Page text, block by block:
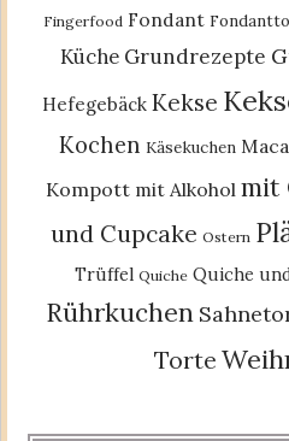
Fingerfood Fondant
Küche Grundrezepte
Hefegebäck Kekse
Kochen Käsekuchen
Kompott mit Alkohol mit
und Cupcake Ostern
Trüffel Quiche Quiche
Rührkuchen
Torte